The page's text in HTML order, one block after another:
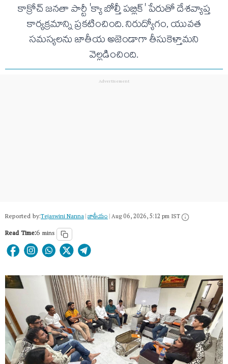
కాక్రోచ్ జనతా పార్టీ 'క్యా బోల్తీ పబ్లిక్' పేరుతో దేశవ్యాప్త
కార్యక్రమాన్ని ప్రకటించింది. నిరుద్యోగం, యువత
సమస్యలను జాతీయ అజెండాగా తీసుకెళ్తామని
వెల్లడించింది.
Reported by:Tejaswini Nanna|జాతీయం|Aug 06, 2026, 5:12 pm IST
Read Time:6 mins